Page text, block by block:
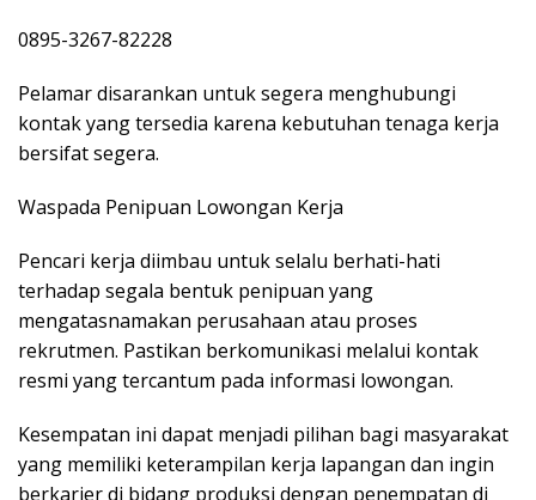
0895-3267-82228
Pelamar disarankan untuk segera menghubungi
kontak yang tersedia karena kebutuhan tenaga kerja
bersifat segera.
Waspada Penipuan Lowongan Kerja
Pencari kerja diimbau untuk selalu berhati-hati
terhadap segala bentuk penipuan yang
mengatasnamakan perusahaan atau proses
rekrutmen. Pastikan berkomunikasi melalui kontak
resmi yang tercantum pada informasi lowongan.
Kesempatan ini dapat menjadi pilihan bagi masyarakat
yang memiliki keterampilan kerja lapangan dan ingin
berkarier di bidang produksi dengan penempatan di